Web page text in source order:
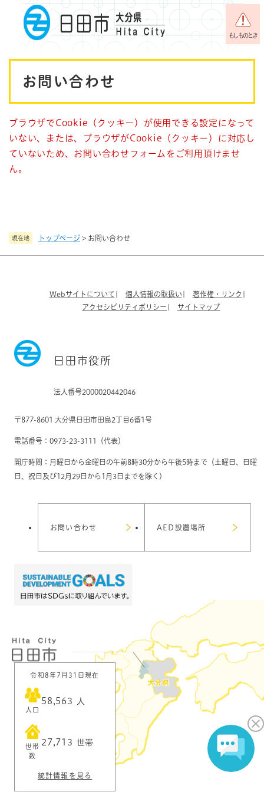
メニューを飛ばして本文へ
もしものとき
現在地 トップページ > お問い合わせ
お問い合わせ
ブラウザでCookie（クッキー）が使用できる設定になって
いない、または、ブラウザがCookie（クッキー）に対応し
ていないため、お問い合わせフォームをご利用頂けませ
ん。
Webサイトについて 個人情報の取扱い
著作権・リンク
アクセシビリティポリシー
サイトマップ
日田市役所
法人番号2000020442046
〒877-8601 大分県日田市田島2丁目6番1号
電話番号：0973-23-3111（代表）
開庁時間：月曜日から金曜日の午前8時30分から午後5時まで（土曜日、日曜
日、祝日及び12月29日から1月3日までを除く）
お問い合わせ AED設置場所
令和8年7月31日現在
人口
58,563 人
世帯
数
27,713 世帯
統計情報を見る